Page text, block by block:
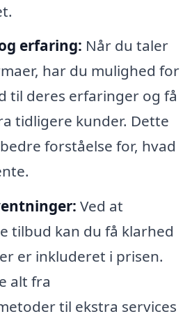
erfaring: Når du taler
har du mulighed for
til deres erfaringer og få
tidligere kunder. Dette
forståelse for, hvad
Ved at
tilbud kan du få klarhed
er inkluderet i prisen.
alt fra
til ekstra services